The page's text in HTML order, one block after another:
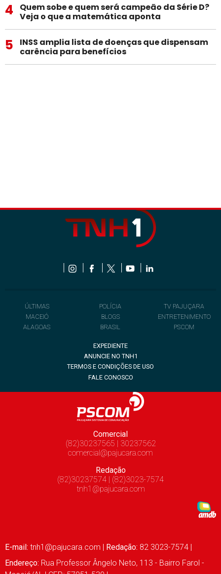
4
Quem sobe e quem será campeão da Série D?
Veja o que a matemática aponta
5
INSS amplia lista de doenças que dispensam
carência para benefícios
ÚLTIMAS
MACEIÓ
ALAGOAS
POLÍCIA
BLOGS
BRASIL
TV PAJUÇARA
ENTRETENIMENTO
PSCOM
EXPEDIENTE
ANUNCIE NO TNH1
TERMOS E CONDIÇÕES DE USO
FALE CONOSCO
Comercial
(82)30237565 | 30237562
comercial@pajucara.com
Redação
(82)30237574 | (82)3023-7574
tnh1@pajucara.com
E-mail: tnh1@pajucara.com | Redação: 82 3023-7574 |
Endereço: Rua Professor Ângelo Neto, 113 - Bairro Farol -